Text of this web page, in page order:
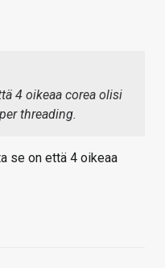
4 oikeaa corea olisi
threading.
se on että 4 oikeaa